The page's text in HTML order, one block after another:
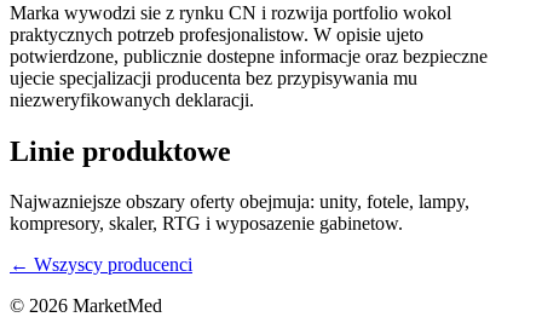
Marka wywodzi sie z rynku CN i rozwija portfolio wokol
praktycznych potrzeb profesjonalistow. W opisie ujeto
potwierdzone, publicznie dostepne informacje oraz bezpieczne
ujecie specjalizacji producenta bez przypisywania mu
niezweryfikowanych deklaracji.
Linie produktowe
Najwazniejsze obszary oferty obejmuja: unity, fotele, lampy,
kompresory, skaler, RTG i wyposazenie gabinetow.
← Wszyscy producenci
© 2026 MarketMed